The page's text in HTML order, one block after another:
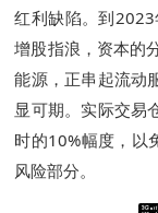
红利缺陷。到
增股指浪，资本的
能源，正串起流动
显可期。实际交易
时的10%幅度，以
风险部分。